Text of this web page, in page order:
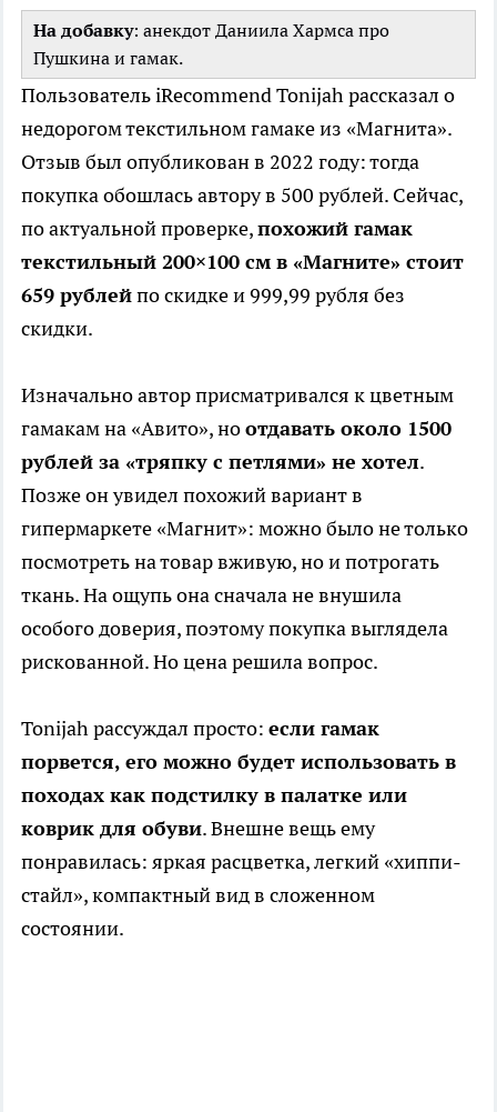
На добавку: анекдот Даниила Хармса про
Пушкина и гамак.
Пользователь iRecommend Tonijah рассказал о
недорогом текстильном гамаке из «Магнита».
Отзыв был опубликован в 2022 году: тогда
покупка обошлась автору в 500 рублей. Сейчас,
по актуальной проверке,похожий гамак
текстильный 200×100 см в «Магните» стоит
659 рублейпо скидке и 999,99 рубля без
скидки.
Изначально автор присматривался к цветным
гамакам на «Авито», ноотдавать около 1500
рублей за «тряпку с петлями» не хотел.
Позже он увидел похожий вариант в
гипермаркете «Магнит»: можно было не только
посмотреть на товар вживую, но и потрогать
ткань. На ощупь она сначала не внушила
особого доверия, поэтому покупка выглядела
рискованной. Но цена решила вопрос.
Tonijah рассуждал просто: если гамак
порвется, его можно будет использовать в
походах как подстилку в палатке или
коврик для обуви. Внешне вещь ему
понравилась: яркая расцветка, легкий «хиппи-
стайл», компактный вид в сложенном
состоянии.